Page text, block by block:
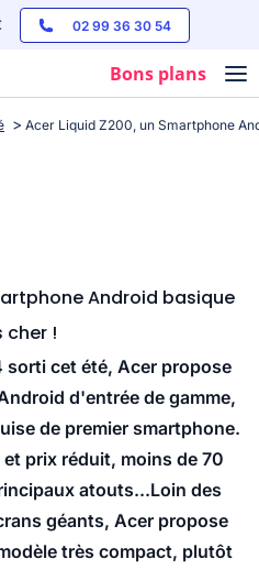
02 99 36 30 54
Bons plans
Acer Liquid Z200, un Smartphone
Android basique
cher !
sorti cet été, Acer propose
d'entrée de gamme,
de premier smartphone.
prix réduit, moins de 70
atouts...Loin des
géants, Acer propose
très compact, plutôt